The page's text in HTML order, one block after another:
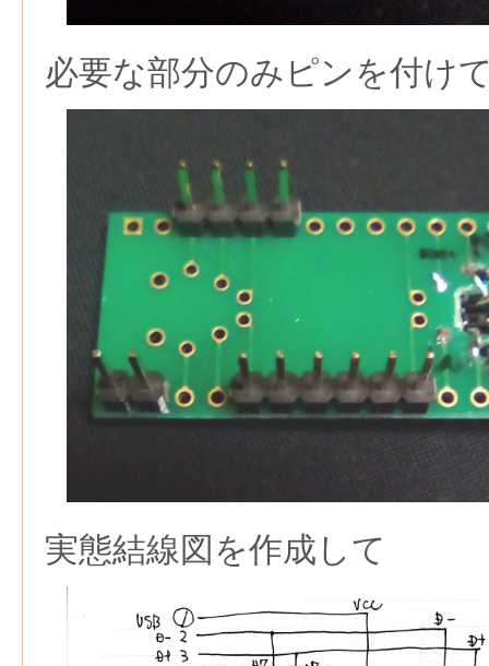
必要な部分のみピンを付け
実態結線図を作成して